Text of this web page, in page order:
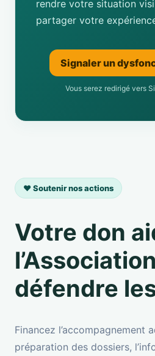
rendre votre situation
partager votre
Signaler un
Vous serez redirigé vers
❤️ Soutenir nos actions
Votre don
défendre
Financez l’accompagnement
préparation des dossiers,